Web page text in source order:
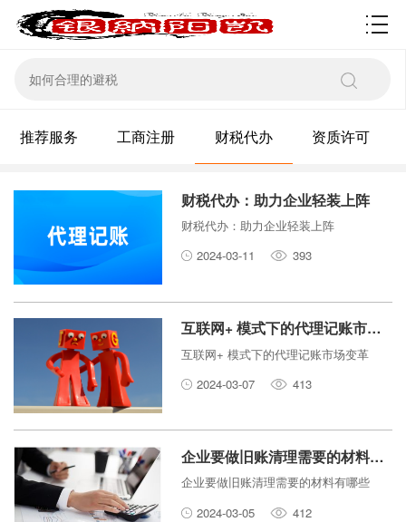
资质许可
推荐服务 工商注册 财税代办 资质许可
财税代办：助力企业轻装上阵
财税代办：助力企业轻装上阵
2024-03-11
393
互联网+ 模式下的代理记账市场变革
互联网+ 模式下的代理记账市场变革
2024-03-07
413
企业要做旧账清理需要的材料有哪些
企业要做旧账清理需要的材料有哪些
2024-03-05
412